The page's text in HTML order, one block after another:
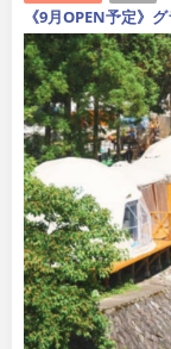
《9月OPEN予定》